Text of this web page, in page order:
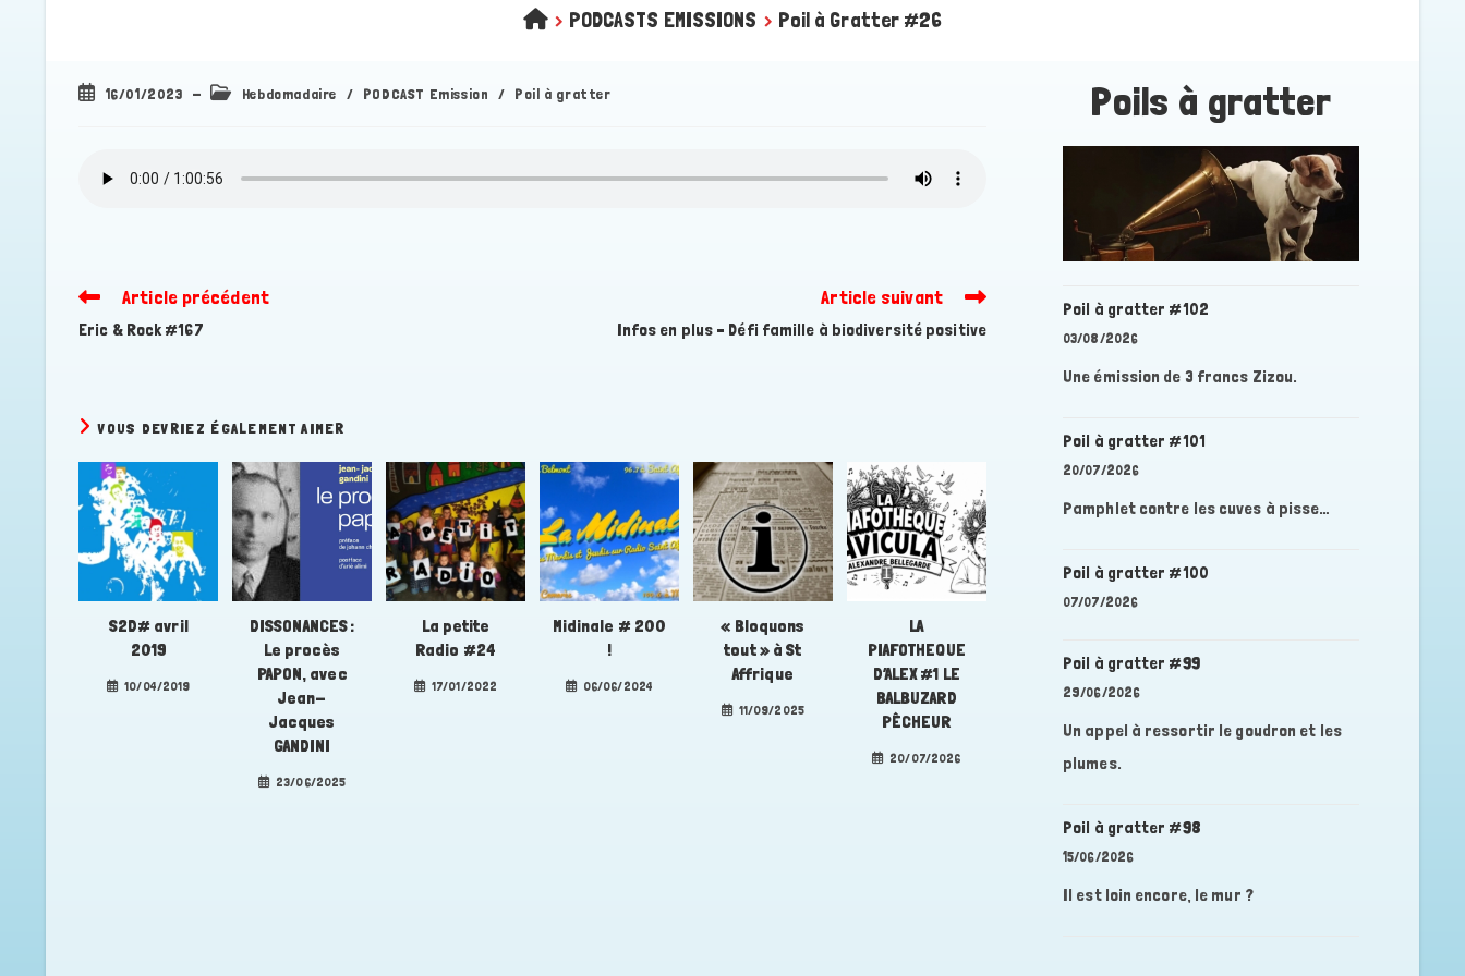
> PODCASTS EMISSIONS > Poil à Gratter #26
Publication
16/01/2023
Post Hebdomadaire / PODCAST Emission / Poil à gratter
Read
articles
Article précédent
Eric & Rock #167
Article suivant
Infos en plus – Défi famille à biodiversité positive
VOUS DEVRIEZ ÉGALEMENT AIMER
S2D# avril
2019
10/04/2019
DISSONANCES :
Le procès
PAPON, avec
Jean-
Jacques
GANDINI
23/06/2025
La petite
Radio #24
17/01/2022
Midinale # 200
!
06/06/2024
« Bloquons
tout » à St
Affrique
11/09/2025
LA
PIAFOTHEQUE
D’ALEX #1 LE
BALBUZARD
PÊCHEUR
20/07/2026
Poils à gratter
Poil à gratter #102
03/08/2026
Une émission de 3 francs Zizou.
Poil à gratter #101
20/07/2026
Pamphlet contre les cuves à pisse…
Poil à gratter #100
07/07/2026
Poil à gratter #99
29/06/2026
Un appel à ressortir le goudron et les
plumes.
Poil à gratter #98
15/06/2026
Il est loin encore, le mur ?